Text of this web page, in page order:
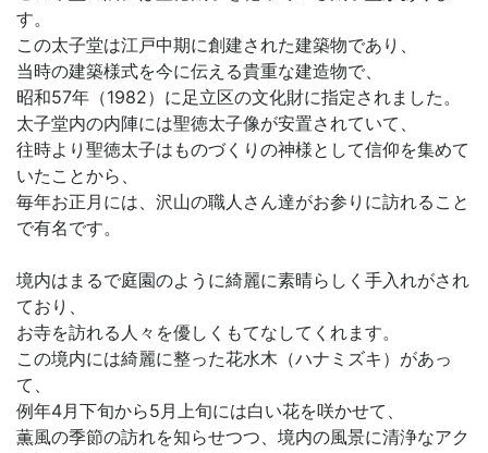
す。
この太子堂は江戸中期に創建された建築物であり、
当時の建築様式を今に伝える貴重な建造物で、
昭和57年（1982）に足立区の文化財に指定されました。
太子堂内の内陣には聖徳太子像が安置されていて、
往時より聖徳太子はものづくりの神様として信仰を集めて
いたことから、
毎年お正月には、沢山の職人さん達がお参りに訪れること
で有名です。
境内はまるで庭園のように綺麗に素晴らしく手入れがされ
ており、
お寺を訪れる人々を優しくもてなしてくれます。
この境内には綺麗に整った花水木（ハナミズキ）があっ
て、
例年4月下旬から5月上旬には白い花を咲かせて、
薫風の季節の訪れを知らせつつ、境内の風景に清浄なアク